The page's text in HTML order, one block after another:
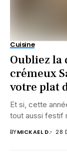
Cuisine
Oubliez la
crémeux
votre plat
Et si, cette
tout aussi festif
BYMICKAEL D. 28